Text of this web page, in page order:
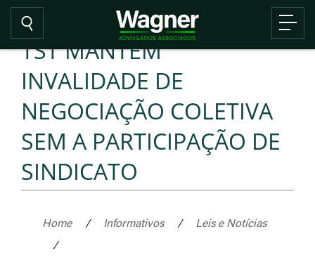
TST MANTÉM
INVALIDADE DE
NEGOCIAÇÃO COLETIVA
SEM A PARTICIPAÇÃO DE
SINDICATO
Home / Informativos /
Leis e Notícias
/